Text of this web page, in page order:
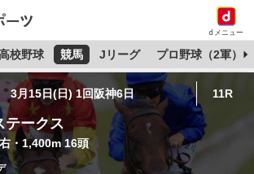
dメニュー
校野球 競馬 Jリーグ プロ野球（2軍）
3月15日(日) 1回阪神6日 11R
テークス
・1,400m 16頭